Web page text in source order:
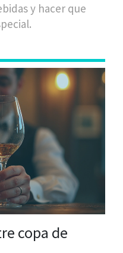
y hacer que
copa de